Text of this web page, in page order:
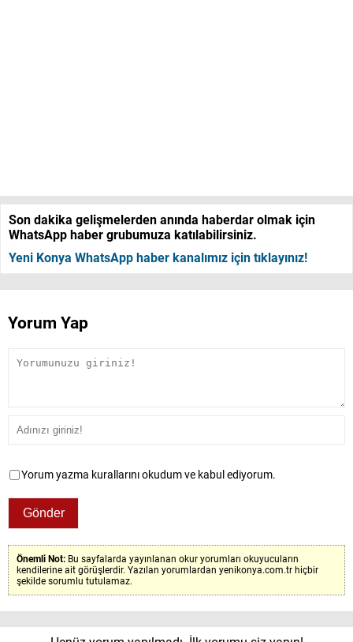
Son dakika gelişmelerden anında haberdar olmak için
WhatsApp haber grubumuza katılabilirsiniz.
Yeni Konya WhatsApp haber kanalımız için tıklayınız!
Yorum Yap
Yorum yazma kurallarını okudum ve kabul ediyorum.
Önemli Not: Bu sayfalarda yayınlanan okur yorumları okuyucuların
kendilerine ait görüşlerdir. Yazılan yorumlardan yenikonya.com.tr hiçbir
şekilde sorumlu tutulamaz.